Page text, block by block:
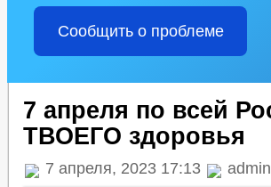
Сообщить о проблеме
7 апреля по всей
ТВОЕГО здоровья
7 апреля, 2023 17:13 admin